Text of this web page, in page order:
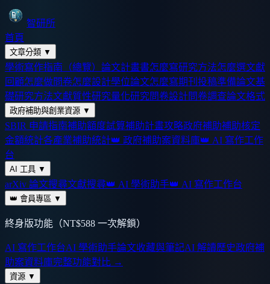
智研所
首頁
文章分類 ▼
學術寫作指南（總覽） 論文計畫書怎麼寫研究方法怎麼選文獻
回顧怎麼做問卷怎麼設計學位論文怎麼寫期刊投稿準備論文基
礎研究方法文獻質性研究量化研究問卷設計問卷調查論文格式
政府補助與創業資源 ▼
SBIR 申請指南補助額度試算補助計畫攻略政府補助補助核定
金額統計各產業補助統計👑 政府補助案資料庫👑 AI 寫作工作
台
AI 工具 ▼
arXiv 論文搜尋文獻搜尋👑 AI 學術助手👑 AI 寫作工作台
👑 會員專區 ▼
終身版功能（NT$588 一次解鎖）
AI 寫作工作台AI 學術助手論文收藏與筆記AI 解讀歷史政府補
助案資料庫完整功能對比 →
資源 ▼